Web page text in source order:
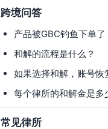
跨境问答
产品被GBC钓鱼下单
和解的流程是什么？
如果选择和解，账号恢
每个律所的和解金是多
常见律所